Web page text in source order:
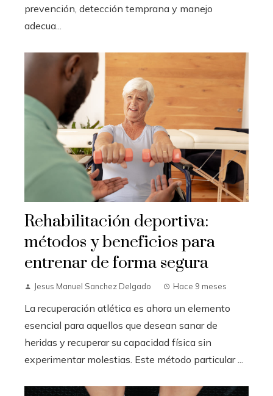
prevención, detección temprana y manejo
adecua...
Rehabilitación deportiva:
métodos y beneficios para
entrenar de forma segura
Jesus Manuel Sanchez Delgado Hace 9 meses
La recuperación atlética es ahora un elemento
esencial para aquellos que desean sanar de
heridas y recuperar su capacidad física sin
experimentar molestias. Este método particular ...